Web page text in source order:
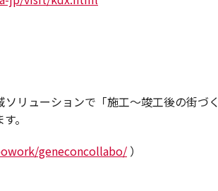
リューションで「施工～竣工後の街
。
geneconcollabo/ ）